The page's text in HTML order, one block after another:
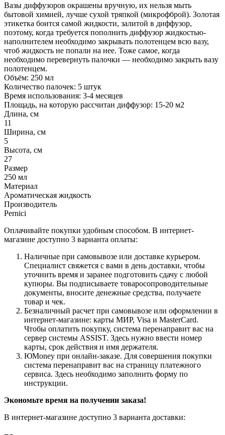
Вазы диффузоров окрашены вручную, их нельзя мыть
бытовой химией, лучше сухой тряпкой (микрофброй). Золотая
этикетка боится самой жидкости, залитой в диффузор,
поэтому, когда требуется пополнить диффузор жидкостью-
наполнителем необходимо закрывать полотенцем всю вазу,
чтоб жидкость не попали на нее. Тоже самое, когда
необходимо перевернуть палочки — необходимо закрыть вазу
полотенцем.
Объём: 250 мл
Количество палочек: 5 штук
Время использования: 3-4 месяцев
Площадь, на которую рассчитан диффузор: 15-20 м2
Длина, см
11
Ширина, см
5
Высота, см
27
Размер
250 мл
Материал
Ароматическая жидкость
Производитель
Pernici
Оплачивайте покупки удобным способом. В интернет-
магазине доступно 3 варианта оплаты:
Наличные при самовывозе или доставке курьером.
Специалист свяжется с вами в день доставки, чтобы
уточнить время и заранее подготовить сдачу с любой
купюры. Вы подписываете товаросопроводительные
документы, вносите денежные средства, получаете
товар и чек.
Безналичный расчет при самовывозе или оформлении в
интернет-магазине: карты МИР, Visa и MasterCard.
Чтобы оплатить покупку, система перенаправит вас на
сервер системы ASSIST. Здесь нужно ввести номер
карты, срок действия и имя держателя.
ЮMoney при онлайн-заказе. Для совершения покупки
система перенаправит вас на страницу платежного
сервиса. Здесь необходимо заполнить форму по
инструкции.
Экономьте время на получении заказа!
В интернет-магазине доступно 3 варианта доставки: